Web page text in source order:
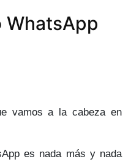
WhatsApp
vamos a la cabeza en
es nada más y nada